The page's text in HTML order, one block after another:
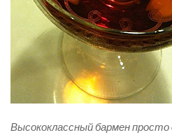
Высококлассный бармен просто